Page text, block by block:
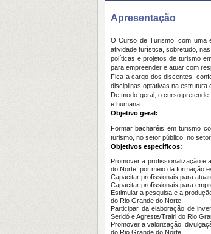
Apresentação
O Curso de Turismo, com uma
atividade turística, sobretudo,
políticas e projetos de turismo
para empreender e atuar com
Fica a cargo dos discentes,
disciplinas optativas na estrutura
De modo geral, o curso
e humana.
Objetivo geral:
Formar bacharéis em turismo
turismo, no setor público, no
Objetivos específicos:
Promover a profissionalização e
do Norte, por meio da formação
Capacitar profissionais para
Capacitar profissionais para
Estimular a pesquisa e a
do Rio Grande do Norte.
Participar da elaboração de
Seridó e Agreste/Trairi do Rio
Promover a valorização,
do Rio Grande do Norte.